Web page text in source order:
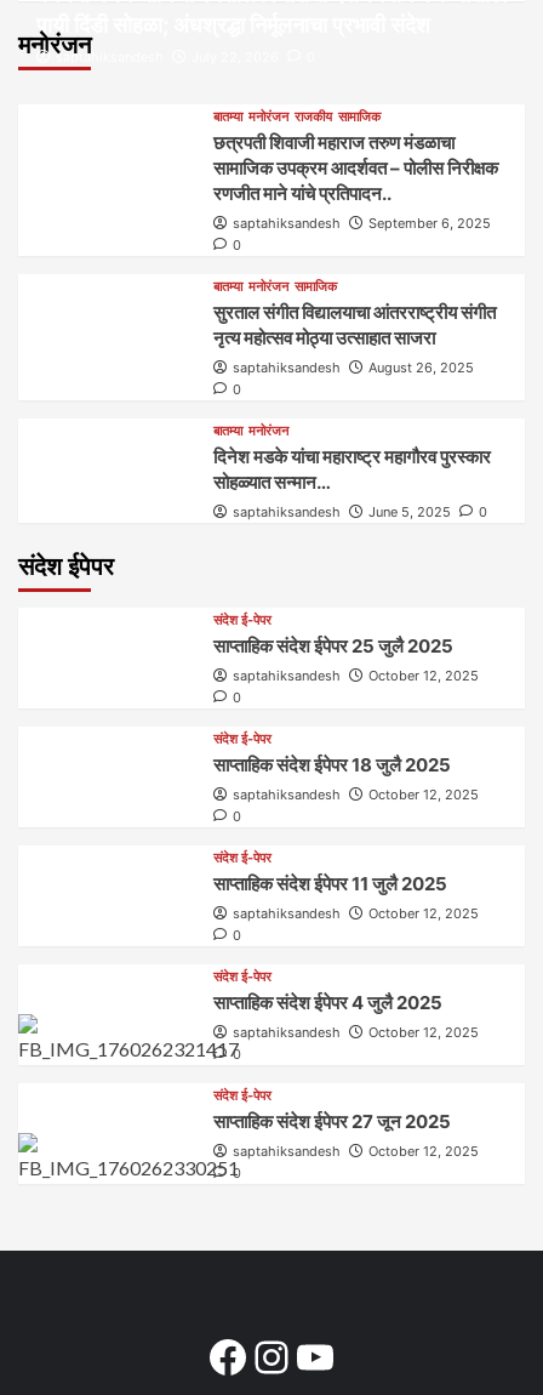
मनोरंजन
पायी दिंडी सोहळा; अंधश्रद्धा निर्मूलनाचा प्रभावी संदेश
saptahiksandesh
बातम्या मनोरंजन राजकीय सामाजिक
छत्रपती शिवाजी महाराज तरुण मंडळाचा
सामाजिक उपक्रम आदर्शवत – पोलीस निरीक्षक
रणजीत माने यांचे प्रतिपादन..
saptahiksandesh
September 6, 2025
0
बातम्या मनोरंजन सामाजिक
सुरताल संगीत विद्यालयाचा आंतरराष्ट्रीय संगीत
नृत्य महोत्सव मोठ्या उत्साहात साजरा
saptahiksandesh
August 26, 2025
0
बातम्या मनोरंजन
दिनेश मडके यांचा महाराष्ट्र महागौरव‌ पुरस्कार‌‌‌
सोहळ्यात सन्मान…
saptahiksandesh June 5, 2025 0
संदेश ईपेपर
संदेश ई-पेपर
साप्ताहिक संदेश ईपेपर 25 जुलै 2025
saptahiksandesh
October 12, 2025
0
संदेश ई-पेपर
साप्ताहिक संदेश ईपेपर 18 जुलै 2025
saptahiksandesh
October 12, 2025
0
संदेश ई-पेपर
साप्ताहिक संदेश ईपेपर 11 जुलै 2025
saptahiksandesh
October 12, 2025
0
संदेश ई-पेपर
साप्ताहिक संदेश ईपेपर 4 जुलै 2025
saptahiksandesh
October 12, 2025
0
संदेश ई-पेपर
साप्ताहिक संदेश ईपेपर 27 जून 2025
saptahiksandesh
October 12, 2025
0
Facebook
Instagram
YouTube